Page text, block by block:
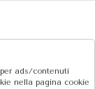
ads/contenuti
nella pagina cookie